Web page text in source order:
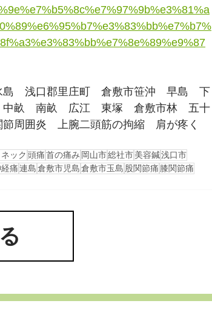
　浅口郡里庄町　倉敷市笹沖　早島　下
畝　南畝　広江　東塚　倉敷市林　五十
周囲炎　上腕二頭筋の拘縮　肩が疼く
ック 頭痛首の痛み 岡山市総社市美容鍼浅口市
痛連島倉敷市児島倉敷市玉島 股関節痛 膝関節痛